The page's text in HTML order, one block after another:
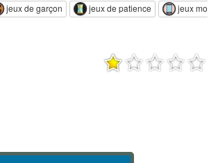
jeux de garçon jeux de patience jeux